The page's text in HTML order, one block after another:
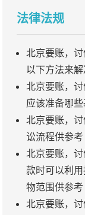
法律法规
北京要账，
以下方法来
北京要账，
应该准备哪
北京要账，
讼流程供参考
北京要账，
款时可以利
物范围供参考
北京要账，